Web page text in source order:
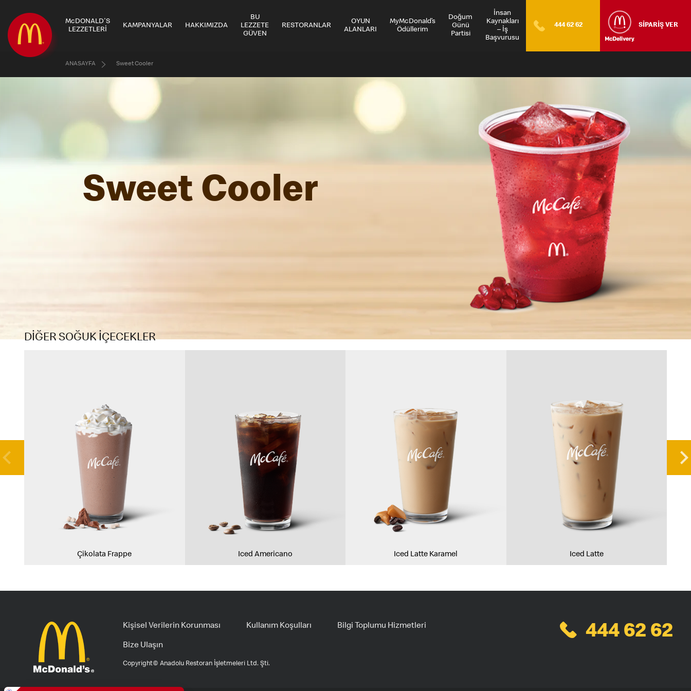
McDONALD'S
LEZZETLERİ
KAMPANYALAR HAKKIMIZDA
BU
LEZZETE
GÜVEN
RESTORANLAR
OYUN
ALANLARI
MyMcDonald’s
Ödüllerim
Doğum
Günü
Partisi
İnsan
Kaynakları
– İş
Başvurusu
444 62 62 SİPARİŞ VER
ANASAYFA Sweet Cooler
Sweet Cooler
DİĞER SOĞUK İÇECEKLER
Çikolata Frappe Iced Americano Iced Latte Karamel Iced Latte
Kişisel Verilerin Korunması Kullanım Koşulları Bilgi Toplumu Hizmetleri
Bize Ulaşın
Copyright© Anadolu Restoran İşletmeleri Ltd. Şti.
444 62 62